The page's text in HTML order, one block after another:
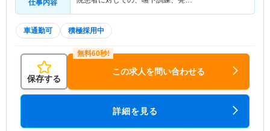
仕事内容
車通勤可 積極採用中
保存する
この求人を問い合わせる
詳細を見る